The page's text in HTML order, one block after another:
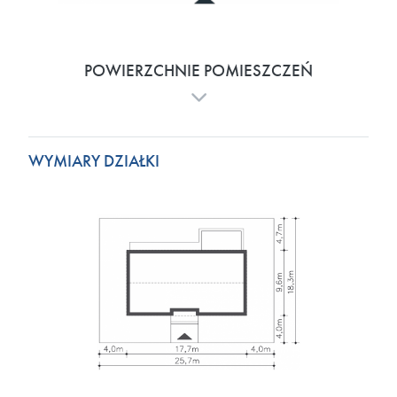
POWIERZCHNIE POMIESZCZEŃ
WYMIARY DZIAŁKI